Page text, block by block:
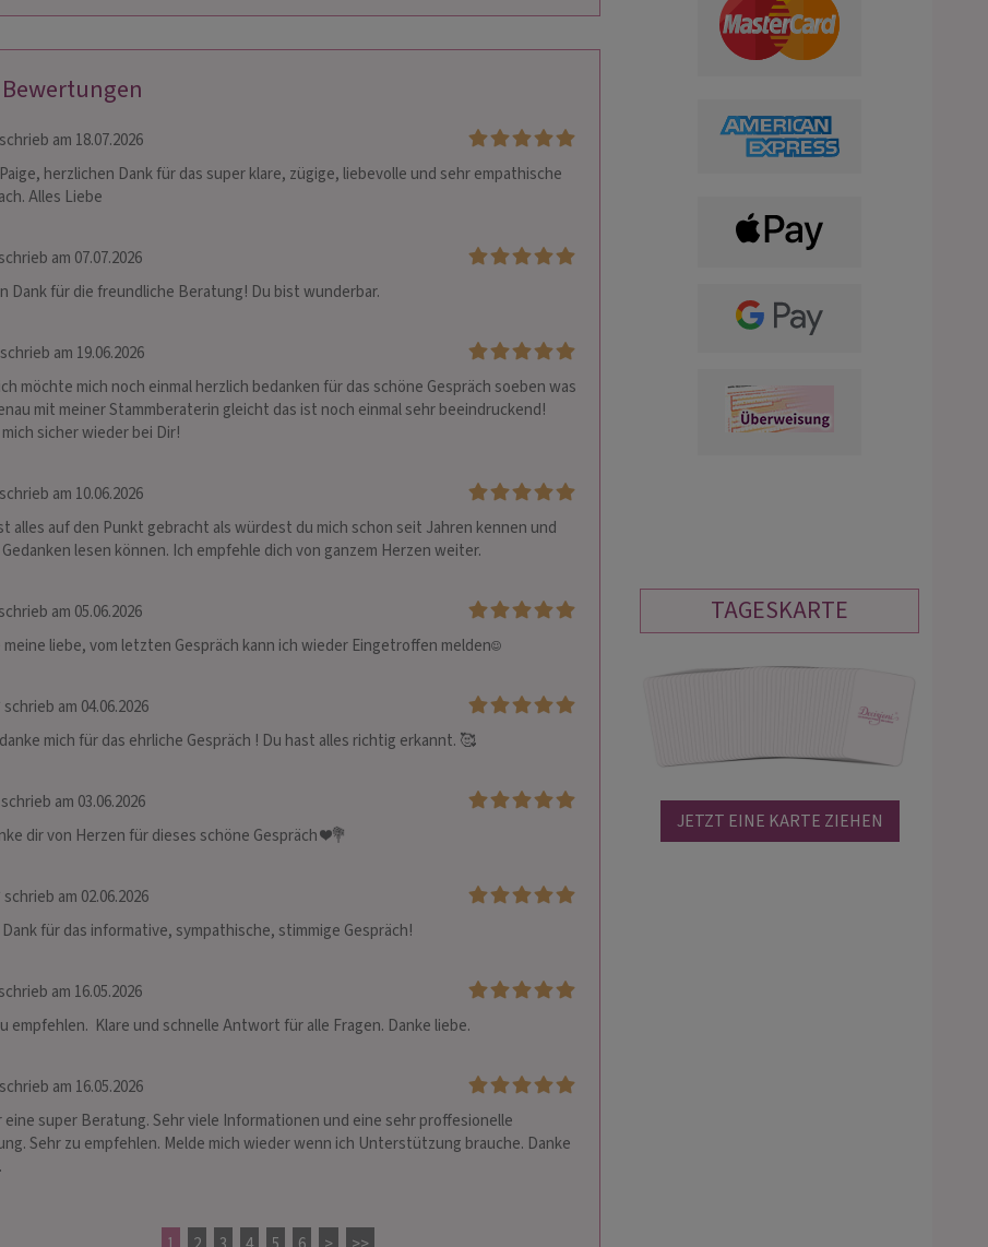
schrieb am 18.07.2026
herzlichen Dank für das super klare, zügige, liebevolle und sehr empathische
Alles Liebe
am 07.07.2026
Dank für die freundliche Beratung! Du bist wunderbar.
schrieb am 19.06.2026
möchte mich noch einmal herzlich bedanken für das schöne Gespräch soeben was
mit meiner Stammberaterin gleicht das ist noch einmal sehr beeindruckend!
sicher wieder bei Dir!
schrieb am 10.06.2026
alles auf den Punkt gebracht als würdest du mich schon seit Jahren kennen und
lesen können. Ich empfehle dich von ganzem Herzen weiter.
am 05.06.2026
meine liebe, vom letzten Gespräch kann ich wieder Eingetroffen melden☺️
schrieb am 04.06.2026
mich für das ehrliche Gespräch ! Du hast alles richtig erkannt. 🥰
schrieb am 03.06.2026
dir von Herzen für dieses schöne Gespräch ❤️💐
schrieb am 02.06.2026
für das informative, sympathische, stimmige Gespräch!
am 16.05.2026
empfehlen.  Klare und schnelle Antwort für alle Fragen. Danke liebe.
schrieb am 16.05.2026
eine super Beratung. Sehr viele Informationen und eine sehr proffesionelle
Sehr zu empfehlen. Melde mich wieder wenn ich Unterstützung brauche. Danke
TAGESKARTE
JETZT EINE KARTE ZIEHEN